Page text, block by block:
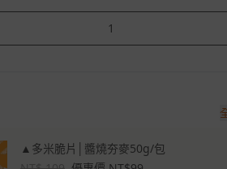
▲多米脆片│醬燒夯麥50g/包